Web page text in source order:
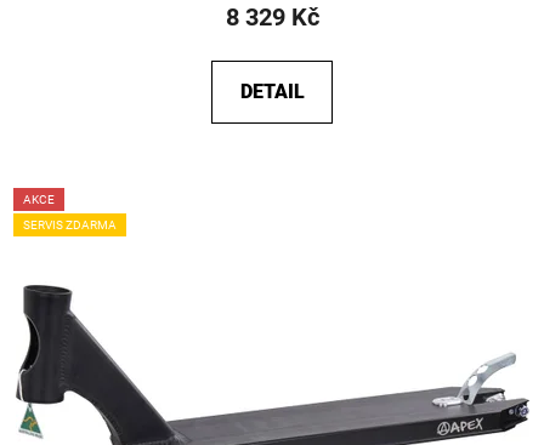
8 329 Kč
DETAIL
AKCE
SERVIS ZDARMA